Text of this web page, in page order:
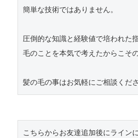
簡単な技術ではありません。
圧倒的な知識と経験値で培われた
毛のことを本気で考えたからこその
髪の毛の事はお気軽にご相談くださ
こちらからお友達追加後にライン